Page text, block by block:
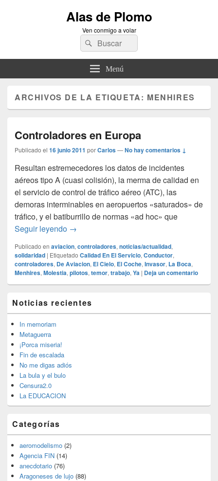
Alas de Plomo
Ven conmigo a volar
Buscar
por:
Buscar
Menú
ARCHIVOS DE LA ETIQUETA: MENHIRES
Controladores en Europa
Publicado el 16 junio 2011 porCarlos—No hay comentarios ↓
Resultan estremecedores los datos de incidentes
aéreos tipo A (cuasi colisión), la merma de calidad en
el servicio de control de tráfico aéreo (ATC), las
demoras interminables en aeropuertos «saturados» de
tráfico, y el batiburrillo de normas «ad hoc» que
Seguir leyendo Controladores en Europa
→
Publicado en aviacion, controladores, noticias/actualidad,
solidaridad | Etiquetado Calidad En El Servicio, Conductor,
controladores, De Aviacion, El Cielo, El Coche, Invasor, La Boca,
Menhires, Molestia, pilotos, temor, trabajo, Ya | Deja un comentario
área
de
widget
barra
lateral
primaria
Noticias recientes
In memoriam
Metaguerra
¡Porca miseria!
Fin de escalada
No me digas adiós
La bula y el bulo
Censura2.0
La EDUCACION
Categorías
aeromodelismo (2)
Agencia FIN (14)
anecdotario (76)
Aragoneses de lujo (88)